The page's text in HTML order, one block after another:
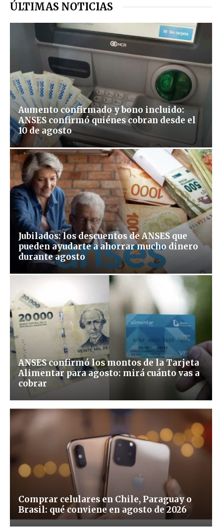
ÚLTIMAS NOTICIAS
Aumento confirmado y bono incluido:
ANSES confirmó quiénes cobran desde el
10 de agosto
Jubilados: los descuentos de ANSES que
pueden ayudarte a ahorrar mucho dinero
durante agosto
ANSES confirmó los montos de la Tarjeta
Alimentar para agosto: mirá cuánto vas a
cobrar
Comprar celulares en Chile, Paraguay o
Brasil: qué conviene en agosto de 2026